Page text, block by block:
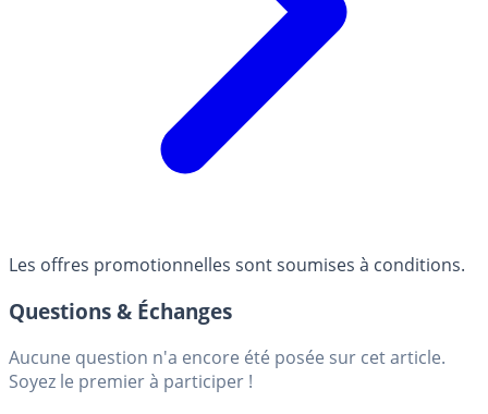
Les offres promotionnelles sont soumises à conditions.
Questions & Échanges
Aucune question n'a encore été posée sur cet article.
Soyez le premier à participer !